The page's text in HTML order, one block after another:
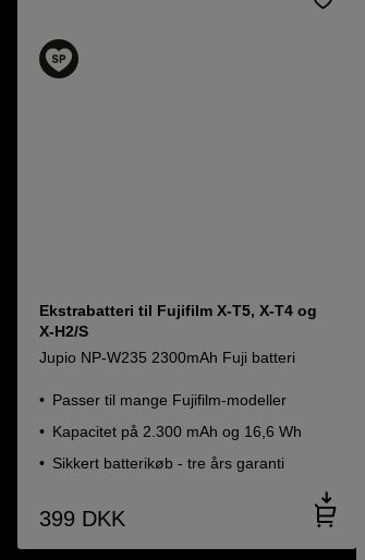
Ekstrabatteri til Fujifilm X-T5, X-T4 og
X-H2/S
Jupio NP-W235 2300mAh Fuji batteri
Passer til mange Fujifilm-modeller
Kapacitet på 2.300 mAh og 16,6 Wh
Sikkert batterikøb - tre års garanti
399 DKK